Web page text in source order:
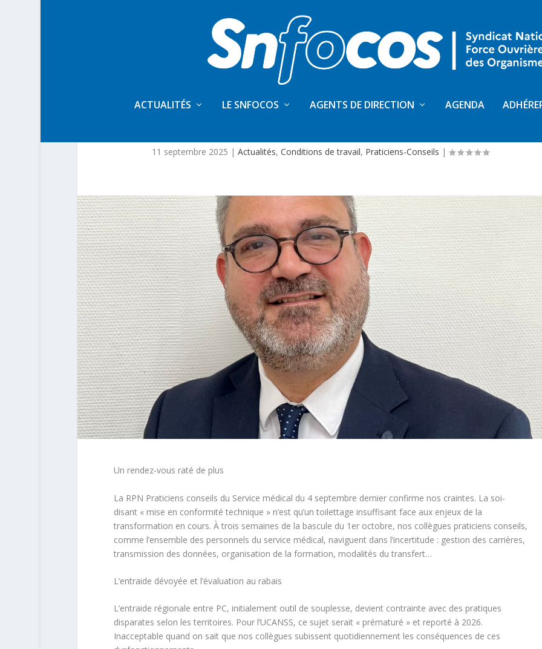
ACTUALITÉS LE SNFOCOS AGENTS DE DIRECTION AGENDA
11 septembre 2025 |Actualités,Conditions de travail, Praticiens-Conseils |
Un rendez-vous raté de plus
La RPN Praticiens conseils du Service médical du 4 septembre dernier confirme nos craintes. La soi-
disant « mise en conformité technique » n’est qu’un toilettage insuffisant face aux enjeux de la
transformation en cours. À trois semaines de la bascule du 1er octobre, nos collègues praticiens conseils,
comme l’ensemble des personnels du service médical, naviguent dans l’incertitude : gestion des carrières,
transmission des données, organisation de la formation, modalités du transfert…
L’entraide dévoyée et l’évaluation au rabais
L’entraide régionale entre PC, initialement outil de souplesse, devient contrainte avec des pratiques
disparates selon les territoires. Pour l’UCANSS, ce sujet serait « prématuré » et reporté à 2026.
Inacceptable quand on sait que nos collègues subissent quotidiennement les conséquences de ces